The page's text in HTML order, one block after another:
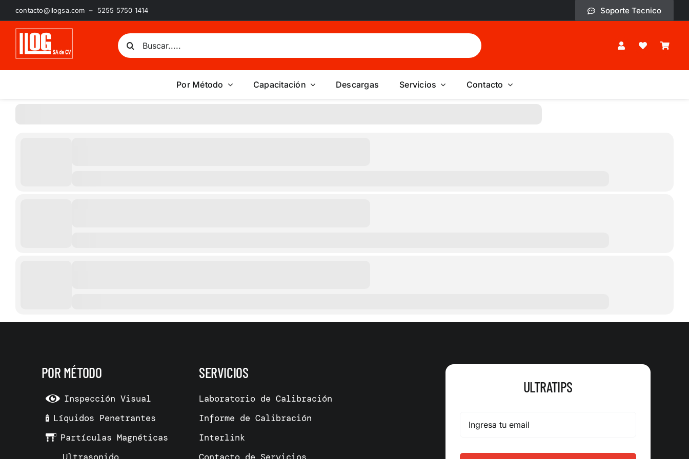
Saltar
al
contenido
contacto@llogsa.com – 5255 5750 1414 Soporte Tecnico
Buscar:
Por Método Capacitación Descargas Servicios Contacto
POR MÉTODO
Inspección Visual
Líquidos Penetrantes
Partículas Magnéticas
SERVICIOS
Laboratorio de Calibración
Informe de Calibración
Interlink
ULTRATIPS